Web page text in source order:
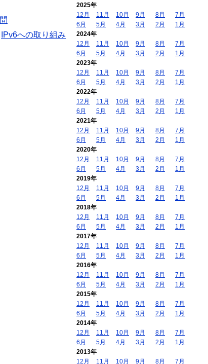
IPv6への取り組み
2025年
12月
11月 10月 9月 8月
7月
6月
5月 4月 3月 2月
1月
2024年
12月
11月 10月 9月 8月
7月
6月
5月 4月 3月 2月
1月
2023年
12月
11月 10月 9月 8月
7月
6月
5月 4月 3月 2月
1月
2022年
12月
11月 10月 9月 8月
7月
6月
5月 4月 3月 2月
1月
2021年
12月
11月 10月 9月 8月
7月
6月
5月 4月 3月 2月
1月
2020年
12月
11月 10月 9月 8月
7月
6月
5月 4月 3月 2月
1月
2019年
12月
11月 10月 9月 8月
7月
6月
5月 4月 3月 2月
1月
2018年
12月
11月 10月 9月 8月
7月
6月
5月 4月 3月 2月
1月
2017年
12月
11月 10月 9月 8月
7月
6月
5月 4月 3月 2月
1月
2016年
12月
11月 10月 9月 8月
7月
6月
5月 4月 3月 2月
1月
2015年
12月
11月 10月 9月 8月
7月
6月
5月 4月 3月 2月
1月
2014年
12月
11月 10月 9月 8月
7月
6月
5月 4月 3月 2月
1月
2013年
12月
11月 10月 9月 8月 7月